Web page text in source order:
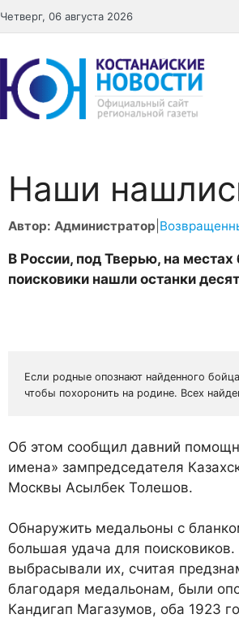
Четверг, 06 августа 2026
Наши
Автор: Администратор
В России, под Тверью, на
поисковики нашли останки
Если родные опознают найденного
чтобы похоронить на родине. Всех
Об этом сообщил давний
имена» зампредседателя
Москвы Асылбек Толешов.
Обнаружить медальоны с
большая удача для
выбрасывали их, считая
благодаря медальонам, были
Кандигап Магазумов, оба 1923